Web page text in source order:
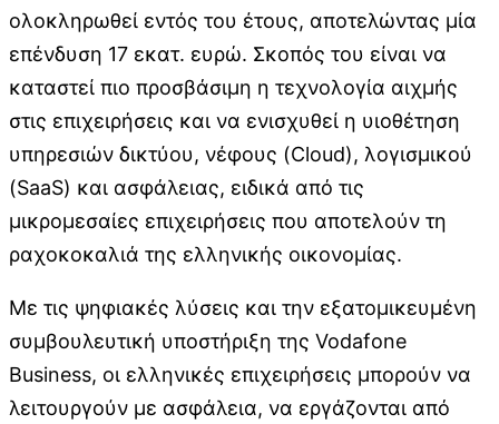
ολοκληρωθεί εντός του έτους, αποτελώντας μία
επένδυση 17 εκατ. ευρώ. Σκοπός του είναι να
καταστεί πιο προσβάσιμη η τεχνολογία αιχμής
στις επιχειρήσεις και να ενισχυθεί η υιοθέτηση
υπηρεσιών δικτύου, νέφους (Cloud), λογισμικού
(SaaS) και ασφάλειας, ειδικά από τις
μικρομεσαίες επιχειρήσεις που αποτελούν τη
ραχοκοκαλιά της ελληνικής οικονομίας.
Με τις ψηφιακές λύσεις και την εξατομικευμένη
συμβουλευτική υποστήριξη της Vodafone
Business, οι ελληνικές επιχειρήσεις μπορούν να
λειτουργούν με ασφάλεια, να εργάζονται από